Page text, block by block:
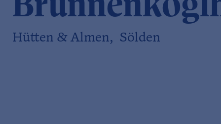
Hütten & Almen, Sölden